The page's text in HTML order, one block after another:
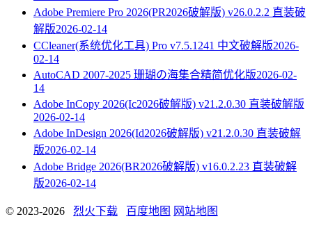
Adobe Premiere Pro 2026(PR2026破解版) v26.0.2.2 直装破
解版2026-02-14
CCleaner(系统优化工具) Pro v7.5.1241 中文破解版2026-
02-14
AutoCAD 2007-2025 珊瑚の海集合精简优化版2026-02-
14
Adobe InCopy 2026(Ic2026破解版) v21.2.0.30 直装破解版
2026-02-14
Adobe InDesign 2026(Id2026破解版) v21.2.0.30 直装破解
版2026-02-14
Adobe Bridge 2026(BR2026破解版) v16.0.2.23 直装破解
版2026-02-14
© 2023-2026 烈火下载 百度地图 网站地图